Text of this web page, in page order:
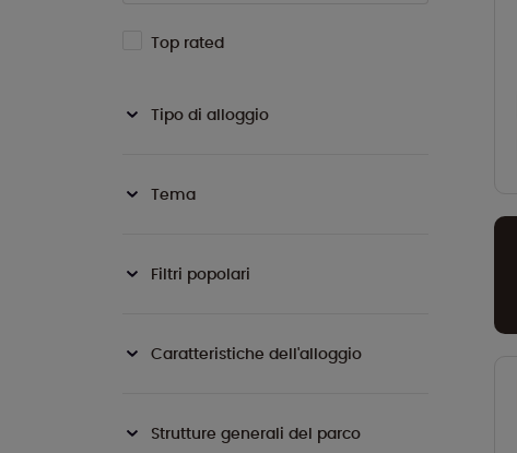
Top rated
Tipo di alloggio
Tema
Filtri popolari
Caratteristiche dell'alloggio
Strutture generali del parco